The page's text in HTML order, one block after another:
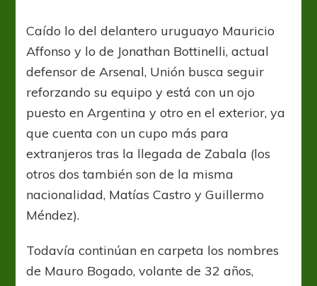
Caído lo del delantero uruguayo Mauricio
Affonso y lo de Jonathan Bottinelli, actual
defensor de Arsenal, Unión busca seguir
reforzando su equipo y está con un ojo
puesto en Argentina y otro en el exterior, ya
que cuenta con un cupo más para
extranjeros tras la llegada de Zabala (los
otros dos también son de la misma
nacionalidad, Matías Castro y Guillermo
Méndez).
Todavía continúan en carpeta los nombres
de Mauro Bogado, volante de 32 años,